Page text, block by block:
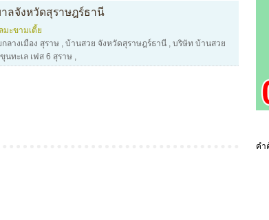
ลจังหวัดสุราษฎร์ธานี
มะขามเตี้ย
ลางเมือง สุราษ , บ้านสวย จังหวัดสุราษฎร์ธานี , บริษัท บ้านสวย
ทะเล เฟส 6 สุราษ ,
คำ